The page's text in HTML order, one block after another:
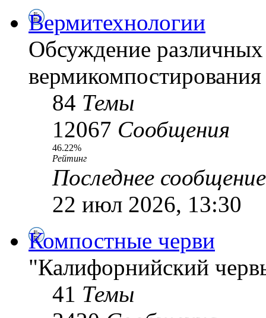
Вермитехнологии
Обсуждение различных
вермикомпостирования
84 Темы
12067 Сообщения
46.22%
Рейтинг
Последнее сообщение
22 июл 2026, 13:30
Компостные черви
"Калифорнийский
41 Темы